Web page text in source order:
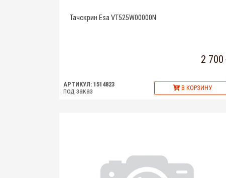
Тачскрин Esa VT525W00000N
2 700
АРТИКУЛ: 1514823
под заказ В КОРЗИНУ